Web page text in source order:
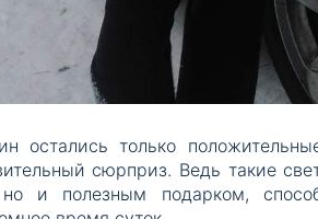
остались только
сюрприз. Ведь такие
и полезным подарком,